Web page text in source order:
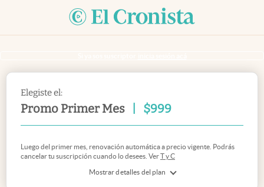
Elegiste el:
Promo Primer Mes $999
Mostrar detalles del plan
Luego del primer mes, renovación automática a precio vigente. Podrás
cancelar tu suscripción cuando lo desees. VerT y C